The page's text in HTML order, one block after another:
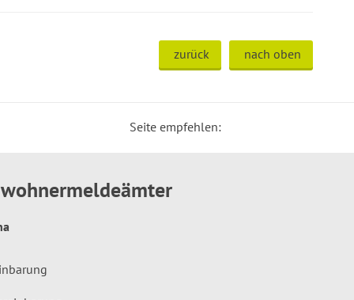
zurück nach oben
Seite empfehlen: